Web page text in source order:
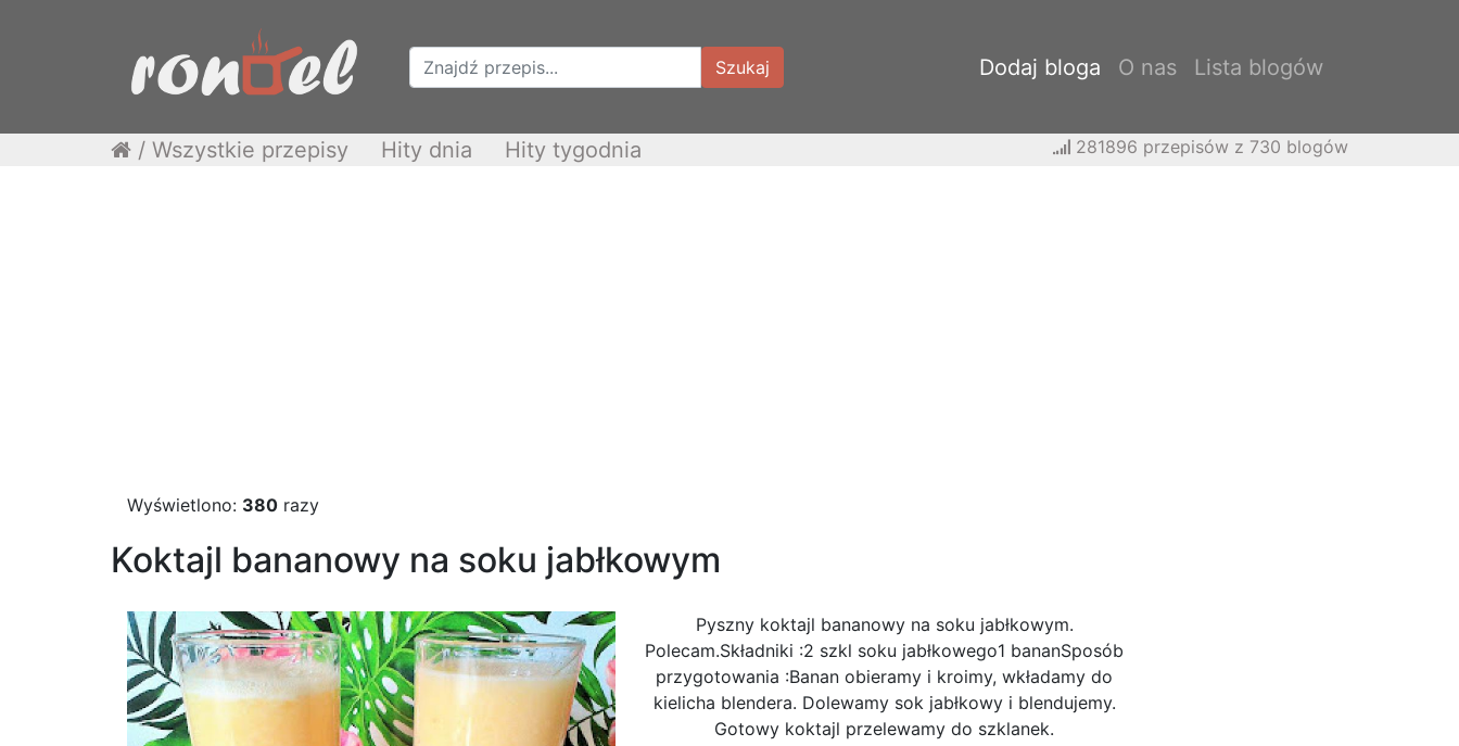
Szukaj Dodaj bloga O nas Lista blogów
/ Wszystkie przepisy Hity dnia Hity tygodnia 281896 przepisów z 730 blogów
Wyświetlono: 380 razy
Koktajl bananowy na soku jabłkowym
Pyszny koktajl bananowy na soku jabłkowym.
Polecam.Składniki :2 szkl soku jabłkowego1 bananSposób
przygotowania :Banan obieramy i kroimy, wkładamy do
kielicha blendera. Dolewamy sok jabłkowy i blendujemy.
Gotowy koktajl przelewamy do szklanek.